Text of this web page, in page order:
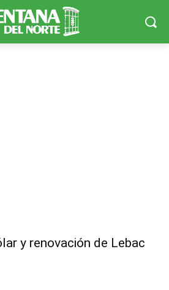
y renovación de Lebac